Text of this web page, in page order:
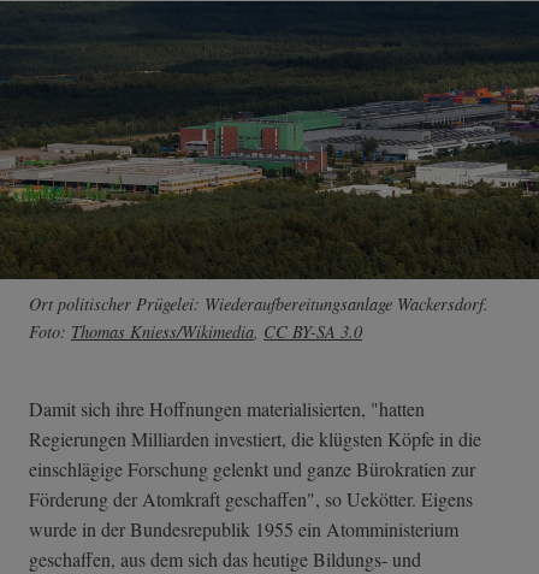
Ort politischer Prügelei: Wiederaufbereitungsanlage Wackersdorf.
Foto: Thomas Kniess/Wikimedia CC BY-SA 3.0
Damit sich ihre Hoffnungen materialisierten, "hatten
Regierungen Milliarden investiert, die klügsten Köpfe in die
einschlägige Forschung gelenkt und ganze Bürokratien zur
Förderung der Atomkraft geschaffen", so Uekötter. Eigens
wurde in der Bundesrepublik 1955 ein Atomministerium
geschaffen, aus dem sich das heutige Bildungs- und